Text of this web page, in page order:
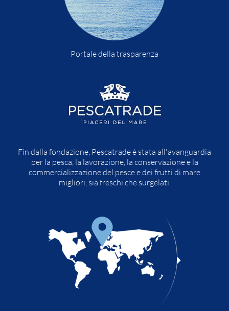
Portale della trasparenza
Fin dalla fondazione, Pescatrade è stata all'avanguardia
per la pesca, la lavorazione, la conservazione e la
commercializzazione del pesce e dei frutti di mare
migliori, sia freschi che surgelati.